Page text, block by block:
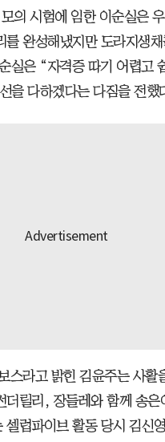
의 시험에 임한 이순실은
를 완성해냈지만 도라지생채
실은 “자격증 따기 어렵고
을 다하겠다는 다짐을 전했
스라고 밝힌 김윤주는 사활
더릴리, 장들레와 함께 송은
셀럽파이브 활동 당시 김신